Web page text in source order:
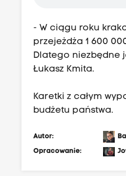
- W ciągu roku
przejeżdża 1 600
Dlatego niezbędne
Łukasz Kmita.
Karetki z całym
budżetu państwa.
Autor:
Opracowanie: